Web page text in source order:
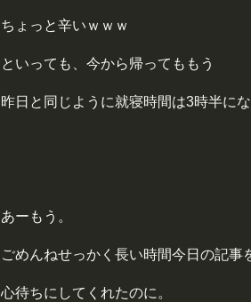
ちょっと辛いｗｗｗ
といっても、今から帰ってももう
昨日と同じように就寝時間は3時半にな
あーもう。
ごめんねせっかく長い時間今日の記事
心待ちにしてくれたのに。